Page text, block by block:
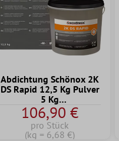
Abdichtung Schönox 2K
DS Rapid 12,5 Kg Pulver
5 Kg
Dispersionskomponente
106,90 €
pro Stück
(kg = 6,68 €)